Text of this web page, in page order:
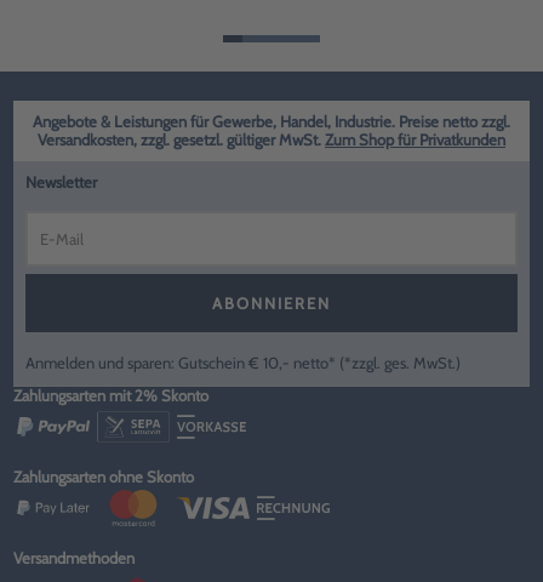
Angebote & Leistungen für Gewerbe, Handel, Industrie. Preise netto zzgl.
Versandkosten, zzgl. gesetzl. gültiger MwSt. Zum Shop für Privatkunden
Newsletter
ABONNIEREN
Anmelden und sparen: Gutschein € 10,- netto* (*zzgl. ges. MwSt.)
Zahlungsarten mit 2% Skonto
Zahlungsarten ohne Skonto
Versandmethoden